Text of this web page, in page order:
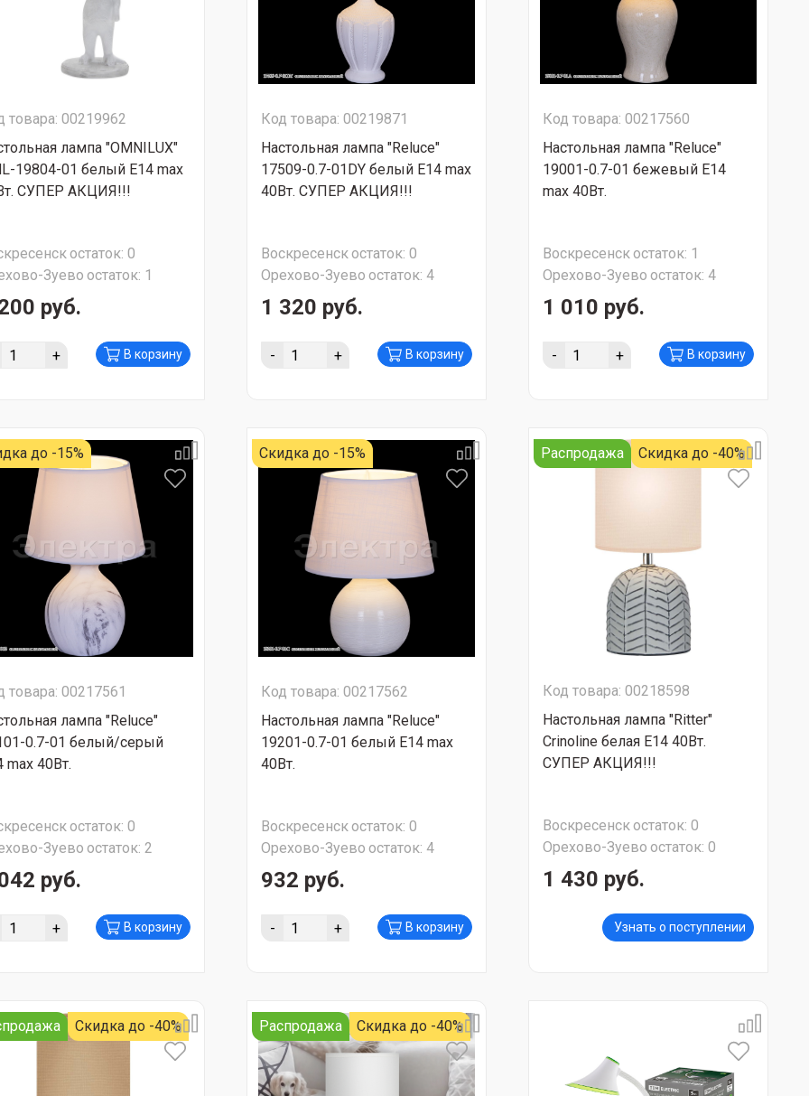
товара: 00219962
лампа "OMNILUX"
19804-01 белый E14 max
СУПЕР АКЦИЯ!!!
остаток: 0
Зуево остаток: 1
руб.
+ В корзину
Код товара: 00219871
Настольная лампа "Reluce"
17509-0.7-01DY белый Е14 max
40Вт. СУПЕР АКЦИЯ!!!
Воскресенскостаток: 0
Орехово-Зуево остаток: 4
1 320 руб.
- + В корзину
Код товара: 00217560
Настольная лампа "Reluce"
19001-0.7-01 бежевый Е14
max 40Вт.
Воскресенскостаток: 1
Орехово-Зуево остаток: 4
1 010 руб.
- + В корзину
до -15%
товара: 00217561
лампа "Reluce"
0.7-01 белый/серый
max 40Вт.
остаток: 0
Зуево остаток: 2
руб.
+ В корзину
Скидка до -15%
Код товара: 00217562
Настольная лампа "Reluce"
19201-0.7-01 белый Е14 max
40Вт.
Воскресенскостаток: 0
Орехово-Зуево остаток: 4
932 руб.
- + В корзину
Распродажа Скидка до -40%
Код товара: 00218598
Настольная лампа "Ritter"
Crinoline белая E14 40Вт.
СУПЕР АКЦИЯ!!!
Воскресенскостаток: 0
Орехово-Зуево остаток: 0
1 430 руб.
Узнать о поступлении
Скидка до -40% Распродажа Скидка до -40%